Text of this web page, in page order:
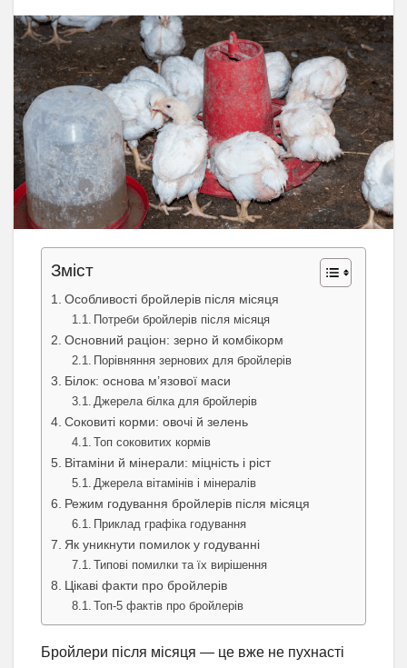
Зміст
Особливості бройлерів після місяця
Потреби бройлерів після місяця
Основний раціон: зерно й комбікорм
Порівняння зернових для бройлерів
Білок: основа м’язової маси
Джерела білка для бройлерів
Соковиті корми: овочі й зелень
Топ соковитих кормів
Вітаміни й мінерали: міцність і ріст
Джерела вітамінів і мінералів
Режим годування бройлерів після місяця
Приклад графіка годування
Як уникнути помилок у годуванні
Типові помилки та їх вирішення
Цікаві факти про бройлерів
Топ-5 фактів про бройлерів
Бройлери після місяця — це вже не пухнасті